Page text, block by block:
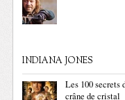
INDIANA JONES
Les 100 secrets
crâne de cristal